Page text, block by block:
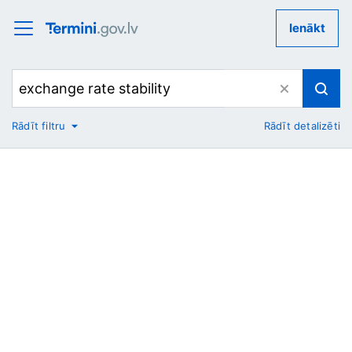
Ienākt
No
Rādīt filtru Rādīt detalizēti